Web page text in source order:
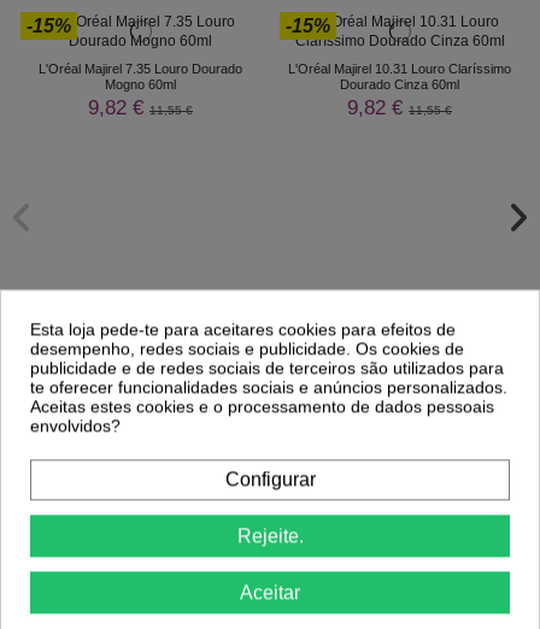
-15%
L'Oréal Majirel 7.35 Louro Dourado
Mogno 60ml
9,82 € 11,55 €
Comprar
-15%
L'Oréal Majirel 10.31 Louro Claríssimo
Dourado Cinza 60ml
9,82 € 11,55 €
Comprar
Clientes Que Compraram Este
Produto Também Compraram:
-45,5%
Esta loja pede-te para aceitares cookies para efeitos de
desempenho, redes sociais e publicidade. Os cookies de
publicidade e de redes sociais de terceiros são utilizados para
te oferecer funcionalidades sociais e anúncios personalizados.
Aceitas estes cookies e o processamento de dados pessoais
envolvidos?
Configurar
Rejeite.
Aceitar